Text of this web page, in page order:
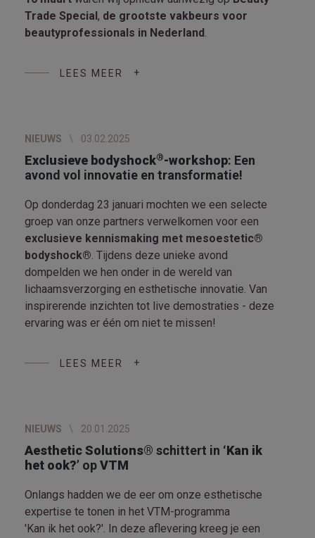
Trade Special , de grootste vakbeurs voor
beautyprofessionals in Nederland .
LEES MEER
NIEUWS 03.02.2025
Exclusieve bodyshock®-workshop: Een
avond vol innovatie en transformatie!
Op donderdag 23 januari mochten we een selecte
groep van onze partners verwelkomen voor een
exclusieve kennismaking met mesoestetic®
bodyshock®. Tijdens deze unieke avond
dompelden we hen onder in de wereld van
lichaamsverzorging en esthetische innovatie. Van
inspirerende inzichten tot live demostraties - deze
ervaring was er één om niet te missen!
LEES MEER
NIEUWS 20.01.2025
Aesthetic Solutions® schittert in ‘Kan ik
het ook?’ opVTM
Onlangs hadden we de eer om onze esthetische
expertise te tonen in het VTM-programma
'Kan ik het ook?'. In deze aflevering kreeg je een